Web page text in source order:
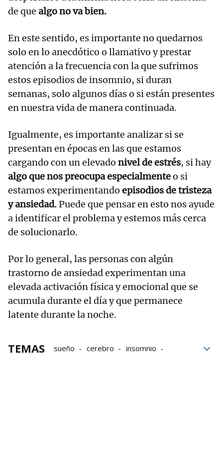
de que algo no va bien.
En este sentido, es importante no quedarnos
solo en lo anecdótico o llamativo y prestar
atención a la frecuencia con la que sufrimos
estos episodios de insomnio, si duran
semanas, solo algunos días o si están presentes
en nuestra vida de manera continuada.
Igualmente, es importante analizar si se
presentan en épocas en las que estamos
cargando con un elevado nivel de estrés, si hay
algo que nos preocupa especialmenteo si
estamos experimentando episodios de tristeza
y ansiedad.Puede que pensar en esto nos ayude
a identificar el problema y estemos más cerca
de solucionarlo.
Por lo general, las personas con algún
trastorno de ansiedad experimentan una
elevada activación física y emocional que se
acumula durante el día y que permanece
latente durante la noche.
TEMAS sueño cerebro
insomnio